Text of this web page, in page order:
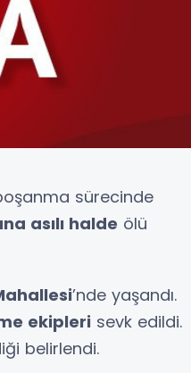
sürecinde
asılı halde ölü
’nde yaşandı.
ekipleri sevk edildi.
belirlendi.